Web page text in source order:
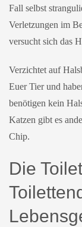
Fall selbst
Verletzungen im
versucht sich das
Verzichtet auf
Euer Tier und
benötigen kein
Katzen gibt es
Chip.
Die